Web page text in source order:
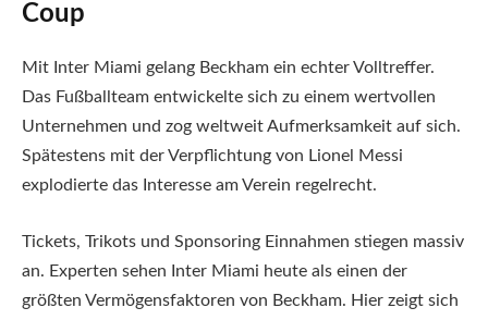
Coup
Mit Inter Miami gelang Beckham ein echter Volltreffer.
Das Fußballteam entwickelte sich zu einem wertvollen
Unternehmen und zog weltweit Aufmerksamkeit auf sich.
Spätestens mit der Verpflichtung von Lionel Messi
explodierte das Interesse am Verein regelrecht.
Tickets, Trikots und Sponsoring Einnahmen stiegen massiv
an. Experten sehen Inter Miami heute als einen der
größten Vermögensfaktoren von Beckham. Hier zeigt sich